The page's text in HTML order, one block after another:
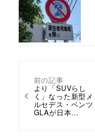
前の記事
より「SUVらし
く」なった新型メ
ルセデス・ベンツ
GLAが日本…